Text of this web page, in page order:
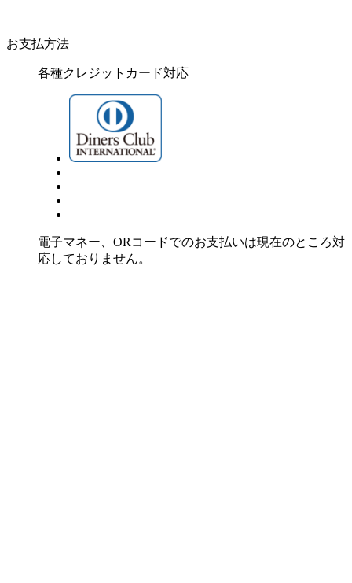
お支払方法
各種クレジットカード対応
電子マネー、ORコードでのお支払いは現在のところ対
応しておりません。